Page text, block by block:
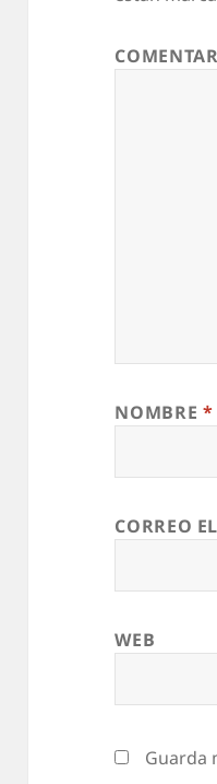
i
H
t
p
m
h
a
NOMBRE *
CORREO
WEB
Guarda